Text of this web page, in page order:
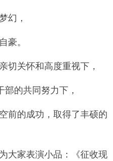
幻，
豪。
切关怀和高度重视下，
的共同努力下，
前的成功，取得了丰硕的
大家表演小品：《征收现